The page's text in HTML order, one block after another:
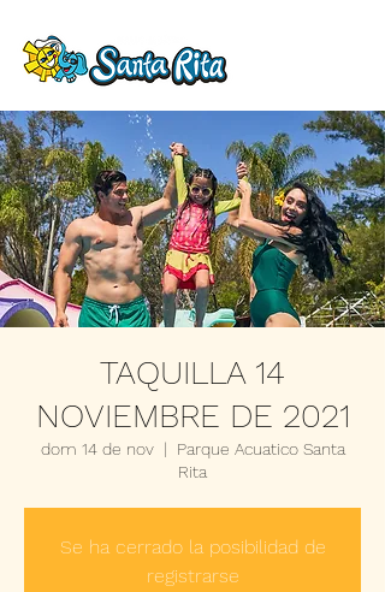
TAQUILLA 14
NOVIEMBRE DE 2021
dom 14 de nov
  |
Parque Acuatico Santa
Rita
Se ha cerrado la posibilidad de
registrarse